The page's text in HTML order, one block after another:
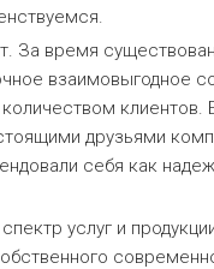
За время
взаимовыгодное
клиентов.
друзьями
себя как
услуг и